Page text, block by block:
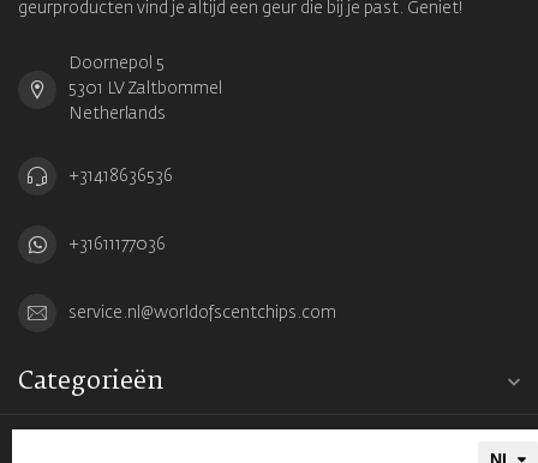
geurproducten vind je altijd een geur die bij je past. Geniet!
Doornepol 5
5301 LV Zaltbommel
Netherlands
+31418636536
+31611177036
service.nl@worldofscentchips.com
Categorieën